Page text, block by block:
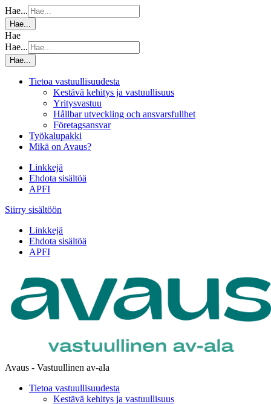
Hae...
Hae...
Hae
Hae...
Hae...
Tietoa vastuullisuudesta
Kestävä kehitys ja vastuullisuus
Yritysvastuu
Hållbar utveckling och ansvarsfullhet
Företagsansvar
Työkalupakki
Mikä on Avaus?
Linkkejä
Ehdota sisältöä
APFI
Siirry sisältöön
Linkkejä
Ehdota sisältöä
APFI
Avaus - Vastuullinen av-ala
Tietoa vastuullisuudesta
Kestävä kehitys ja vastuullisuus